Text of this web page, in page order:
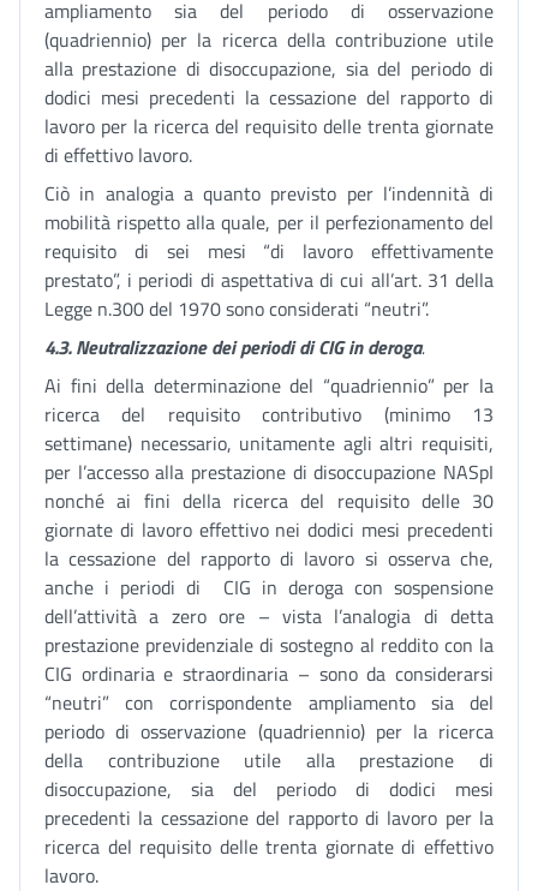
ampliamento sia del periodo di osservazione
(quadriennio) per la ricerca della contribuzione utile
alla prestazione di disoccupazione, sia del periodo di
dodici mesi precedenti la cessazione del rapporto di
lavoro per la ricerca del requisito delle trenta giornate
di effettivo lavoro.
Ciò in analogia a quanto previsto per l’indennità di
mobilità rispetto alla quale, per il perfezionamento del
requisito di sei mesi “di lavoro effettivamente
prestato”, i periodi di aspettativa di cui all’art. 31 della
Legge n.300 del 1970 sono considerati “neutri”.
4.3. Neutralizzazione dei periodi di CIG in deroga.
Ai fini della determinazione del “quadriennio” per la
ricerca del requisito contributivo (minimo 13
settimane) necessario, unitamente agli altri requisiti,
per l’accesso alla prestazione di disoccupazione NASpI
nonché ai fini della ricerca del requisito delle 30
giornate di lavoro effettivo nei dodici mesi precedenti
la cessazione del rapporto di lavoro si osserva che,
anche i periodi di CIG in deroga con sospensione
dell’attività a zero ore – vista l’analogia di detta
prestazione previdenziale di sostegno al reddito con la
CIG ordinaria e straordinaria – sono da considerarsi
“neutri” con corrispondente ampliamento sia del
periodo di osservazione (quadriennio) per la ricerca
della contribuzione utile alla prestazione di
disoccupazione, sia del periodo di dodici mesi
precedenti la cessazione del rapporto di lavoro per la
ricerca del requisito delle trenta giornate di effettivo
lavoro.